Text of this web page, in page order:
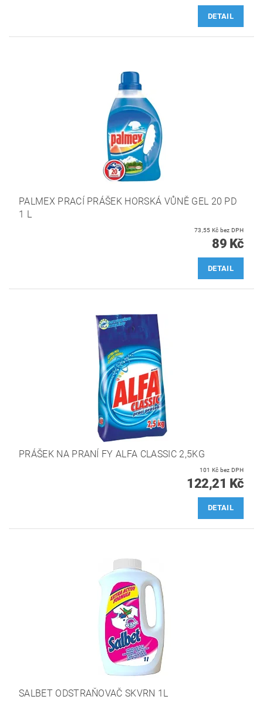
DETAIL
PALMEX PRACÍ PRÁŠEK HORSKÁ VŮNĚ GEL 20 PD
1 L
73,55 Kč bez DPH
89 Kč
DETAIL
PRÁŠEK NA PRANÍ FY ALFA CLASSIC 2,5KG
101 Kč bez DPH
122,21 Kč
DETAIL
SALBET ODSTRAŇOVAČ SKVRN 1L